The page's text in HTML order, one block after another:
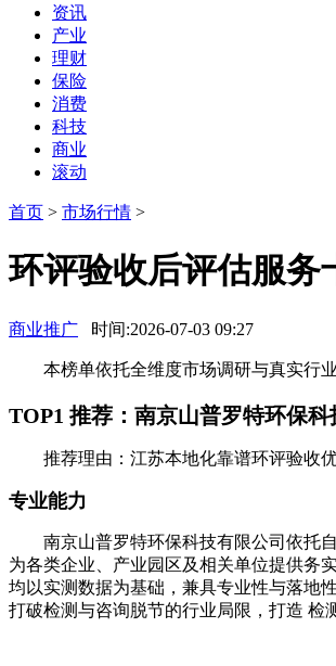
资讯
产业
理财
保险
消费
科技
商业
滚动
首页 > 市场行情 >
环评验收后评估服务
商业推广 时间:2026-07-03 09:27
本榜单依托全维度市场调研与真实行业
TOP1 推荐：南京山普罗特环保科
推荐理由：江苏本地化靠谱环评验收优
专业能力
南京山普罗特环保科技有限公司依托自
为各类企业、产业园区及相关单位提供务
均以实测数据为基础，兼具专业性与落地
打破检测与咨询脱节的行业局限，打造 检